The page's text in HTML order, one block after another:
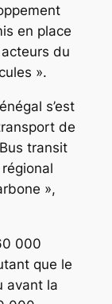
en place
du
».
s’est
de
transit
»,
000
que le
avant la